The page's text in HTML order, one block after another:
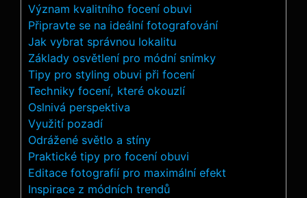
Význam kvalitního focení obuvi
Připravte se na ideální fotografování
Jak vybrat správnou lokalitu
Základy osvětlení pro módní snímky
Tipy pro styling obuvi při focení
Techniky focení, které okouzlí
Oslnivá perspektiva
Využití pozadí
Odrážené světlo a stíny
Praktické tipy pro focení obuvi
Editace fotografií pro maximální efekt
Inspirace z módních trendů